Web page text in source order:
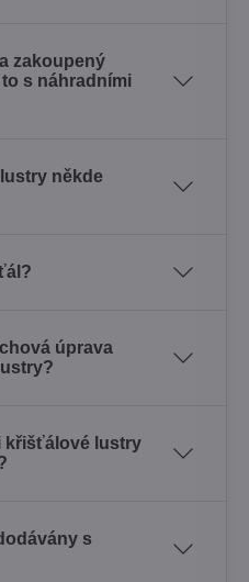
zakoupený
s náhradními
někde
úprava
křišťálové lustry
s